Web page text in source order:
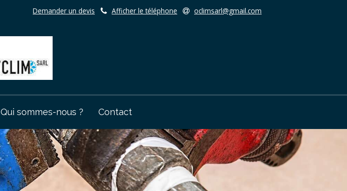
oclimsarl@gmail.com
Afficher le téléphone
Demander un devis
Qui sommes-nous ? Contact